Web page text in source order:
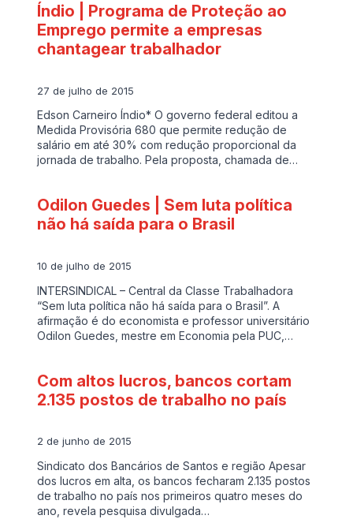
Índio | Programa de Proteção ao
Emprego permite a empresas
chantagear trabalhador
27 de julho de 2015
Edson Carneiro Índio* O governo federal editou a
Medida Provisória 680 que permite redução de
salário em até 30% com redução proporcional da
jornada de trabalho. Pela proposta, chamada de…
Odilon Guedes | Sem luta política
não há saída para o Brasil
10 de julho de 2015
INTERSINDICAL – Central da Classe Trabalhadora
“Sem luta política não há saída para o Brasil”. A
afirmação é do economista e professor universitário
Odilon Guedes, mestre em Economia pela PUC,…
Com altos lucros, bancos cortam
2.135 postos de trabalho no país
2 de junho de 2015
Sindicato dos Bancários de Santos e região Apesar
dos lucros em alta, os bancos fecharam 2.135 postos
de trabalho no país nos primeiros quatro meses do
ano, revela pesquisa divulgada…